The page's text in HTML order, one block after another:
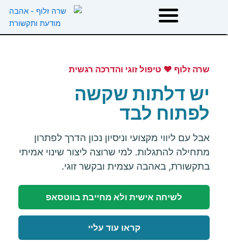
טיפולים
הרצאות וסדנאות
משפטי השראה
מאמרים
שרה זלוף ❤ טיפול זוגי והדרכה רגשית
יש דלתות שקשה
לפתוח לבד
אבל עם ליווי מקצועי וניסיון נכון הדרך לפתרון
מתחילה להתגלות. למי שרוצה ליצור שינוי אמיתי
בתקשורת, באהבה עצמית ובקשר זוגי.
לשיחה אישית ולא מחייבת בווטסאפ
קראו עוד עליי